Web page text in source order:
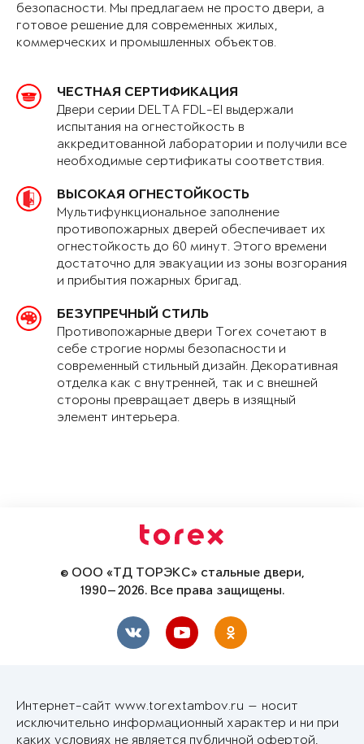
безопасности. Мы предлагаем не просто двери, а
готовое решение для современных жилых,
коммерческих и промышленных объектов.
ЧЕСТНАЯ СЕРТИФИКАЦИЯ
Двери серии DELTA FDL-EI выдержали
испытания на огнестойкость в
аккредитованной лаборатории и получили все
необходимые сертификаты соответствия.
ВЫСОКАЯ ОГНЕСТОЙКОСТЬ
Мультифункциональное заполнение
противопожарных дверей обеспечивает их
огнестойкость до 60 минут. Этого времени
достаточно для эвакуации из зоны возгорания
и прибытия пожарных бригад.
БЕЗУПРЕЧНЫЙ СТИЛЬ
Противопожарные двери Torex сочетают в
себе строгие нормы безопасности и
современный стильный дизайн. Декоративная
отделка как с внутренней, так и с внешней
стороны превращает дверь в изящный
элемент интерьера.
© ООО «ТД ТОРЭКС» стальные двери,
1990—2026. Все права защищены.
Интернет-сайт www.torextambov.ru — носит
исключительно информационный характер и ни при
каких условиях не является публичной офертой,